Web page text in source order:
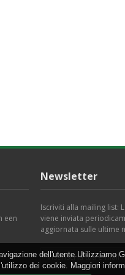
een
Newsletter
Iscriviti alla mailing list:
viene inviata
aggiornata sulle ultime
dei cookie. Maggiori